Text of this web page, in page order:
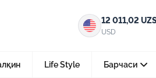
12 011,02
USD
Life Style Барчаси
қандай тартибда белгиланади?